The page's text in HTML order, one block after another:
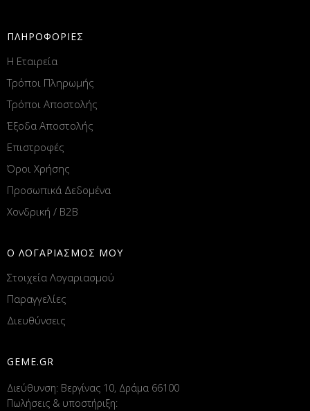
ΠΛΗΡΟΦΟΡΙΕΣ
Η Εταιρεία
Τρόποι Πληρωμής
Τρόποι Αποστολής
Έξοδα Αποστολής
Επιστροφές
Όροι Χρήσης
Προσωπικά Δεδομένα
Χονδρική / B2B
Ο ΛΟΓΑΡΙΑΣΜΟΣ ΜΟΥ
Στοιχεία Λογαριασμού
Παραγγελίες
Διευθύνσεις
GEME.GR
Διεύθυνση: Βεργίνας 10, Δράμα 66100
Πωλήσεις & υποστήριξη: